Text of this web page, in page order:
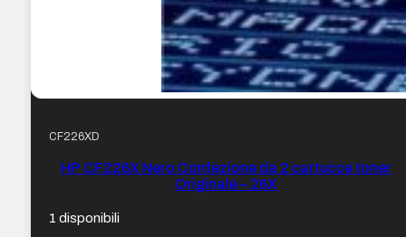
CF226XD
HP CF226X Nero Confezione da 2 cartucce toner
Originale – 26X
1 disponibili